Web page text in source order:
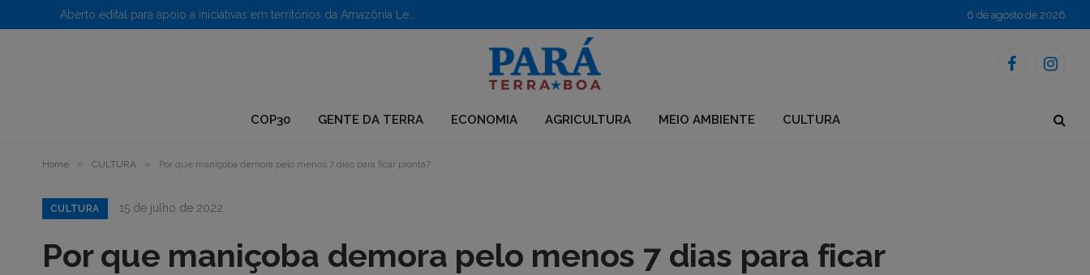
6 de agosto de 2026
Facebook
COP30 GENTE DA TERRA ECONOMIA AGRICULTURA MEIO AMBIENTE CULTURA
Home » CULTURA » Por que maniçoba demora pelo menos 7 dias para ficar pronta?
CULTURA 15 de julho de 2022
Por que maniçoba demora pelo menos 7 dias para ficar